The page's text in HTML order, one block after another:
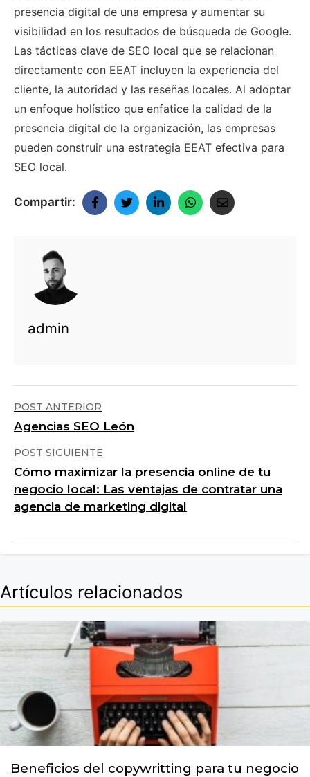
presencia digital de una empresa y aumentar su
visibilidad en los resultados de búsqueda de Google.
Las tácticas clave de SEO local que se relacionan
directamente con EEAT incluyen la experiencia del
cliente, la autoridad y las reseñas locales. Al adoptar
un enfoque holístico que enfatice la calidad de la
presencia digital de la organización, las empresas
pueden construir una estrategia EEAT efectiva para
SEO local.
Compartir:
admin
POST ANTERIOR
Agencias SEO León
POST SIGUIENTE
Cómo maximizar la presencia online de tu
negocio local: Las ventajas de contratar una
agencia de marketing digital
Artículos relacionados
Beneficios del copywritting para tu negocio